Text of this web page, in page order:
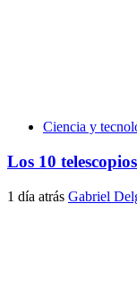
Ciencia y
Los 10
1 día atrás Gabriel